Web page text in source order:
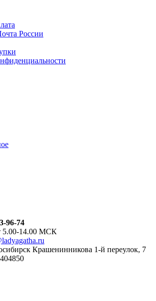
России
96-74
14.00 МСК
Крашенинникова 1-й переулок, 7